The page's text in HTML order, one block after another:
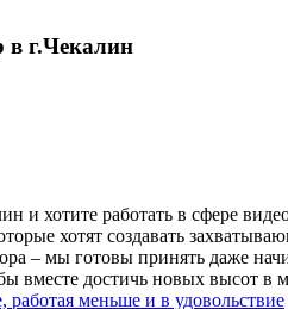
в г.Чекалин
и хотите работать в сфере
хотят создавать
– мы готовы принять даже
вместе достичь новых высот в
работая меньше и в удовольствие